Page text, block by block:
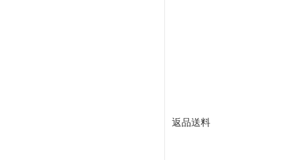
返品送料